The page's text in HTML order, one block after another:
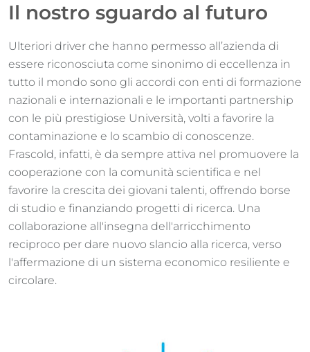
Il nostro sguardo al futuro
Ulteriori driver che hanno permesso all’azienda di
essere riconosciuta come sinonimo di eccellenza in
tutto il mondo sono gli accordi con enti di formazione
nazionali e internazionali e le importanti partnership
con le più prestigiose Università, volti a favorire la
contaminazione e lo scambio di conoscenze.
Frascold, infatti, è da sempre attiva nel promuovere la
cooperazione con la comunità scientifica e nel
favorire la crescita dei giovani talenti, offrendo borse
di studio e finanziando progetti di ricerca. Una
collaborazione all'insegna dell'arricchimento
reciproco per dare nuovo slancio alla ricerca, verso
l'affermazione di un sistema economico resiliente e
circolare.